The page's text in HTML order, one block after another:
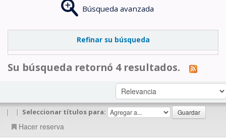
Búsqueda avanzada
Refinar su búsqueda
Su búsqueda retornó 4 resultados.
| | Seleccionar títulos para:
Hacer reserva